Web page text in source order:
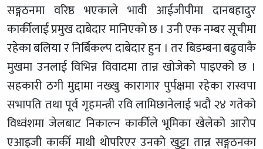
सङ्गठनमा वरिष्ठ भएकाले भावी आईजीपीमा दानबहादुर
कार्कीलाई प्रमुख दाबेदार मानिएको छ । उनी एक नम्बर सूचीमा
रहेका बलिया र निर्बिकल्प दाबेदार हुन । तर बिडम्बना बढुवाकै
मुखमा उनलाई विभिन्न विवादमा तान्न खोजेको पाइएको छ ।
सहकारी ठगी मुद्दामा नख्खु कारागार पुर्पक्षमा रहेका रास्वपा
सभापति तथा पूर्व गृहमन्त्री रवि लामिछानेलाई भदौ २४ गतेको
विध्वंशमा जेलबाट निकाल्न कार्कीले भूमिका खेलेको आरोप
एआइजी कार्की माथी थोपरिएर उनको खुट्टा तान्न सङ्गठनका